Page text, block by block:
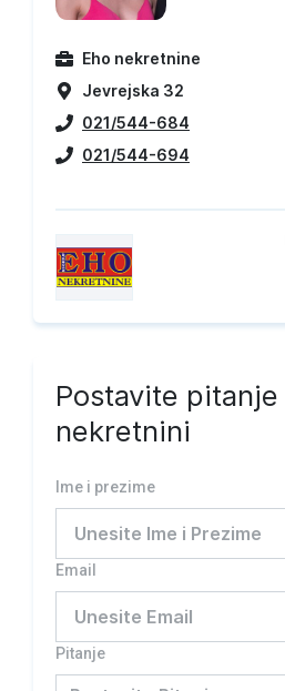
Eho nekretnine
Jevrejska 32
021/544-684
021/544-694
Postavite pitanje
nekretnini
Ime i prezime
Email
Pitanje